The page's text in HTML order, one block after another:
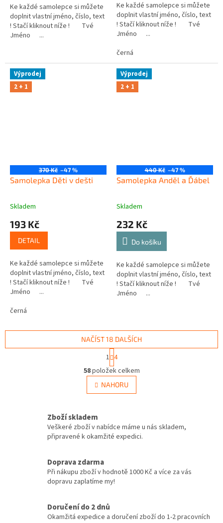
Ke každé samolepce si můžete
doplnit vlastní jméno, číslo, text
! Stačí kliknout níže ! Tvé
Jméno ...
Ke každé samolepce si můžete
doplnit vlastní jméno, číslo, text
! Stačí kliknout níže ! Tvé
Jméno ...
černá
Výprodej
2 + 1
370 Kč –47 %
Samolepka Děti v dešti
Skladem
193 Kč
DETAIL
Ke každé samolepce si můžete
doplnit vlastní jméno, číslo, text
! Stačí kliknout níže ! Tvé
Jméno ...
černá
Výprodej
2 + 1
440 Kč –47 %
Samolepka Anděl a Ďábel
Skladem
232 Kč
Do košíku
Ke každé samolepce si můžete
doplnit vlastní jméno, číslo, text
! Stačí kliknout níže ! Tvé
Jméno ...
O
v
l
á
c
í
p
k
y
i
NAČÍST 18 DALŠÍCH
t
r
á
n
k
n
í
1 4
58položek celkem
NAHORU
Zboží skladem
Veškeré zboží v nabídce máme u nás skladem,
připravené k okamžité expedici.
Doprava zdarma
Při nákupu zboží v hodnotě 1000 Kč a více za vás
dopravu zaplatíme my!
Doručení do 2 dnů
Okamžitá expedice a doručení zboží do 1-2 pracovních